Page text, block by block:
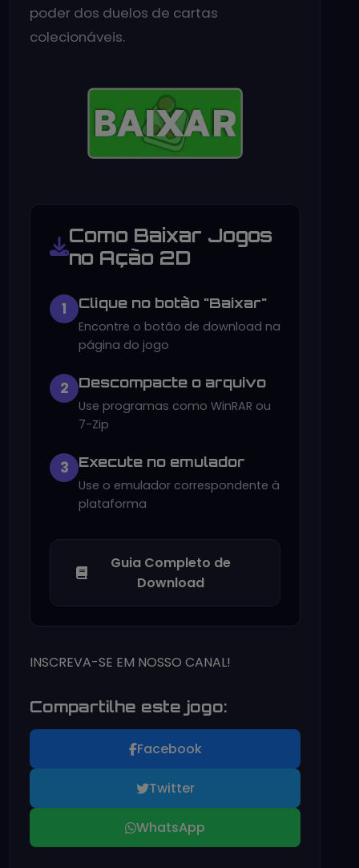
poder dos duelos de cartas
colecionáveis.
Como Baixar Jogos
no Ação 2D
1 Clique no botão "Baixar"
Encontre o botão de download na
página do jogo
2 Descompacte o arquivo
Use programas como WinRAR ou
7-Zip
3 Execute no emulador
Use o emulador correspondente à
plataforma
Guia Completo de
Download
INSCREVA-SE EM NOSSO CANAL!
Compartilhe este jogo:
Facebook
Twitter
WhatsApp